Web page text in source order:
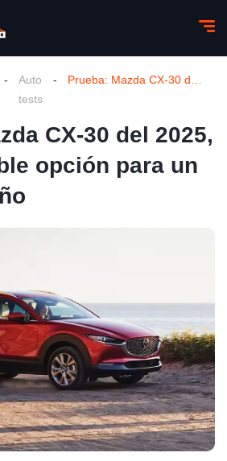
-
Auto
tests
-
CX-30 del 2025,
opción para un